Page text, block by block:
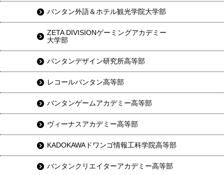
バンタン外語＆ホテル観光学院大学部
ZETA DIVISIONゲーミングアカデミー
大学部
バンタンデザイン研究所高等部
レコールバンタン高等部
バンタンゲームアカデミー高等部
ヴィーナスアカデミー高等部
KADOKAWAドワンゴ情報工科学院高等部
バンタンクリエイターアカデミー高等部